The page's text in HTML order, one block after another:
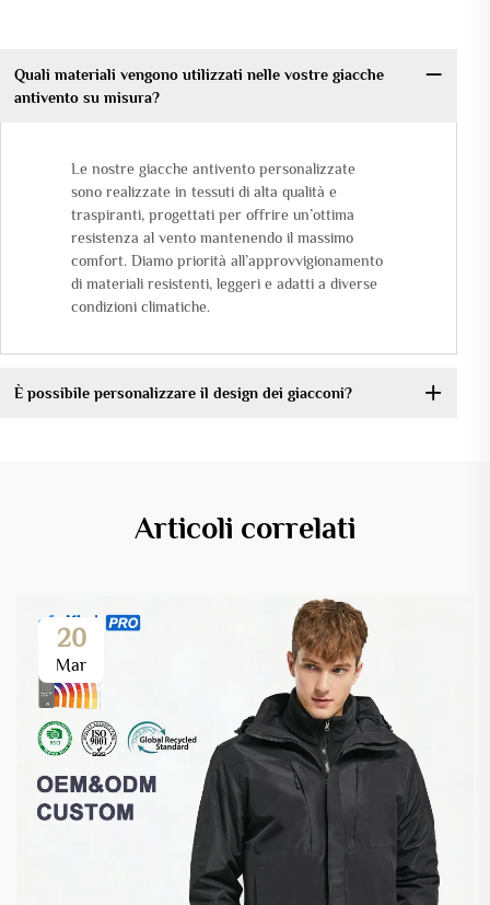
Quali materiali vengono utilizzati nelle vostre giacche
antivento su misura?
Le nostre giacche antivento personalizzate
sono realizzate in tessuti di alta qualità e
traspiranti, progettati per offrire un’ottima
resistenza al vento mantenendo il massimo
comfort. Diamo priorità all’approvvigionamento
di materiali resistenti, leggeri e adatti a diverse
condizioni climatiche.
È possibile personalizzare il design dei giacconi?
Articoli correlati
20
Mar